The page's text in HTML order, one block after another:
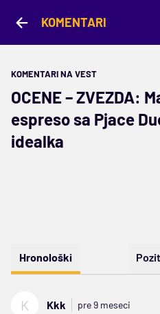
KOMENTARI
KOMENTARI NA VEST
OCENE – ZVEZDA:
espreso sa Pjace
idealka
Hronološki
K Kkk pre 9 meseci